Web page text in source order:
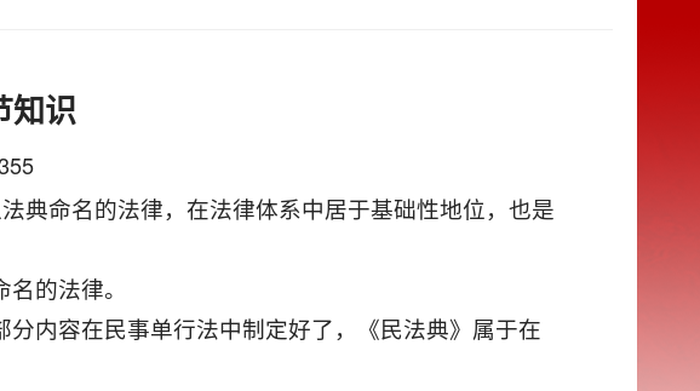
知识
典命名的法律，在法律体系中居于基础性地位，也是
的法律。
分内容在民事单行法中制定好了，《民法典》属于在